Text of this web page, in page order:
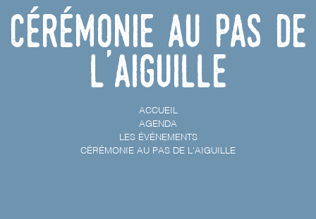
Cérémonie au Pas de
L'Aiguille
ACCUEIL
AGENDA
LES ÉVÉNEMENTS
CÉRÉMONIE AU PAS DE L'AIGUILLE